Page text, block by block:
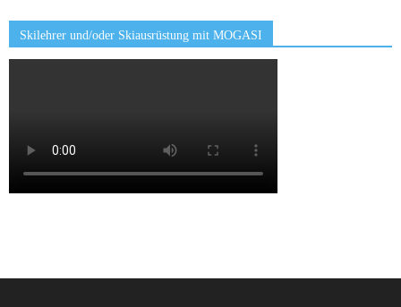
Skilehrer und/oder Skiausrüstung mit MOGASI